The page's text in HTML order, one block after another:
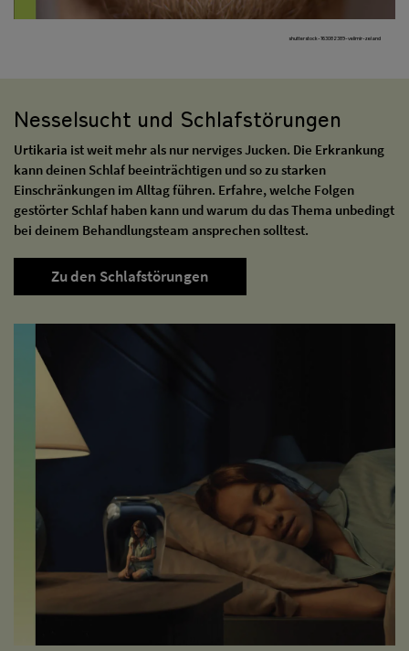
shutterstock-763082389-velimir-zeland
Nesselsucht und Schlafstörungen
Urtikaria ist weit mehr als nur nerviges Jucken. Die Erkrankung
kann deinen Schlaf beeinträchtigen und so zu starken
Einschränkungen im Alltag führen. Erfahre, welche Folgen
gestörter Schlaf haben kann und warum du das Thema unbedingt
bei deinem Behandlungsteam ansprechen solltest.
Zu den Schlafstörungen